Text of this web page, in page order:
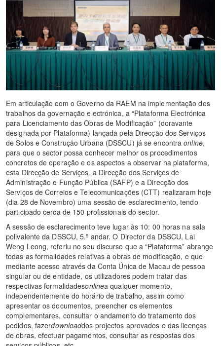
Em articulação com o Governo da RAEM na implementação dos
trabalhos da governação electrónica, a “Plataforma Electrónica
para Licenciamento das Obras de Modificação” (doravante
designada por Plataforma) lançada pela Direcção dos Serviços
de Solos e Construção Urbana (DSSCU) já se encontraonline,
para que o sector possa conhecer melhor os procedimentos
concretos de operação e os aspectos a observar na plataforma,
esta Direcção de Serviços, a Direcção dos Serviços de
Administração e Função Pública (SAFP) e a Direcção dos
Serviços de Correios e Telecomunicações (CTT) realizaram hoje
(dia 28 de Novembro) uma sessão de esclarecimento, tendo
participado cerca de 150 profissionais do sector.
A sessão de esclarecimento teve lugar às 10: 00 horas na sala
polivalente da DSSCU, 5.º andar. O Director da DSSCU, Lai
Weng Leong, referiu no seu discurso que a “Plataforma” abrange
todas as formalidades relativas a obras de modificação, e que
mediante acesso através da Conta Única de Macau de pessoa
singular ou de entidade, os utilizadores podem tratar das
respectivas formalidadesonlinea qualquer momento,
independentemente do horário de trabalho, assim como
apresentar os documentos, preencher os elementos
complementares, consultar o andamento do tratamento dos
pedidos, fazerdownloaddos projectos aprovados e das licenças
de obras, efectuar pagamentos, consultar as respostas dos